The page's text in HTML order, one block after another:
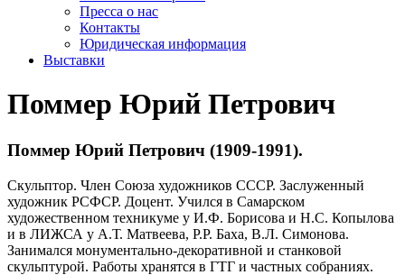
Пресса о нас
Контакты
Юридическая информация
Выставки
Поммер Юрий Петрович
Поммер Юрий Петрович (1909-1991).
Скульптор. Член Союза художников СССР. Заслуженный
художник РСФСР. Доцент. Учился в Самарском
художественном техникуме у И.Ф. Борисова и Н.С. Копылова
и в ЛИЖСА у А.Т. Матвеева, Р.Р. Баха, В.Л. Симонова.
Занимался монументально-декоративной и станковой
скульптурой. Работы хранятся в ГТГ и частных собраниях.